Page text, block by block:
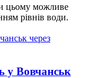
цьому можливе
рівнів води.
у Вовчанськ